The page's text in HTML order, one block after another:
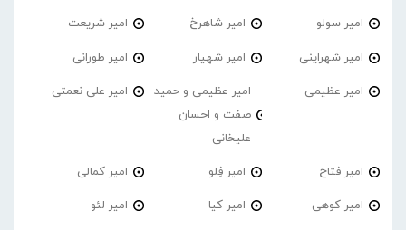
امیر سولو امیر شاهرخ امیر شریعت
امیر شهراینی امیر شهیار امیر طورانی
امیر عظیمی
امیر عظیمی و حمید
صفت و احسان
علیخانی
امیر علی نعمتی
امیر فتاح امیر فِلو امیر کمالی
امیر کوهی امیر کیا امیر لئو